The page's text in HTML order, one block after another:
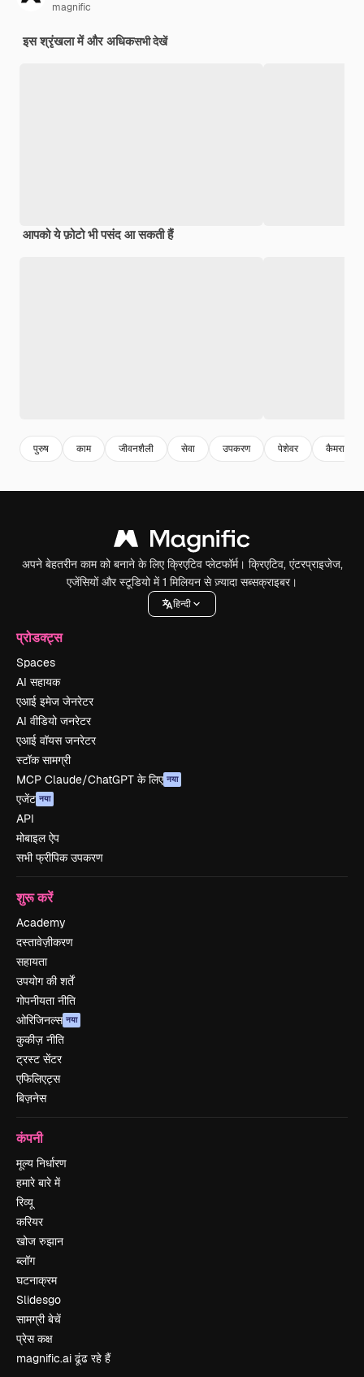
magnific
इस श्रृंखला में और अधिकसभी देखें
आपको ये फ़ोटो भी पसंद आ सकती हैं
पुरुष काम जीवनशैली सेवा उपकरण पेशेवर कैमरा
अपने बेहतरीन काम को बनाने के लिए क्रिएटिव प्लेटफॉर्म। क्रिएटिव, एंटरप्राइजेज,
एजेंसियों और स्टूडियो में 1 मिलियन से ज़्यादा सब्सक्राइबर।
हिन्दी
प्रोडक्ट्स
Spaces
AI सहायक
एआई इमेज जेनरेटर
AI वीडियो जनरेटर
एआई वॉयस जनरेटर
स्टॉक सामग्री
MCP Claude/ChatGPT के लिए नया
एजेंट नया
API
मोबाइल ऐप
सभी फ्रीपिक उपकरण
शुरू करें
Academy
दस्तावेज़ीकरण
सहायता
उपयोग की शर्तें
गोपनीयता नीति
ओरिजिनल्स नया
कुकीज़ नीति
ट्रस्ट सेंटर
एफिलिएट्स
बिज़नेस
कंपनी
मूल्य निर्धारण
हमारे बारे में
रिव्यू
करियर
खोज रुझान
ब्लॉग
घटनाक्रम
Slidesgo
सामग्री बेचें
प्रेस कक्ष
magnific.ai ढूंढ रहे हैं